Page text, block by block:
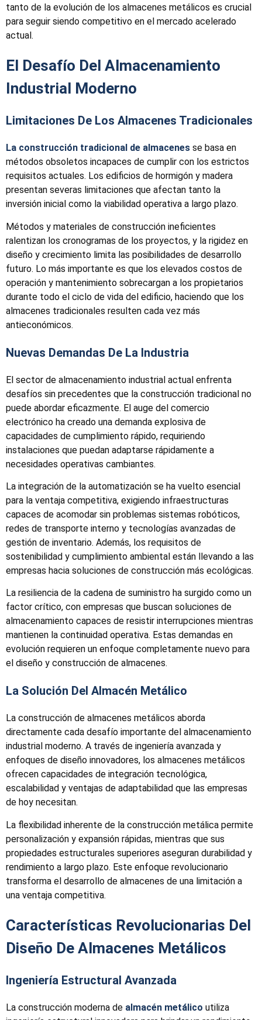
tanto de la evolución de los almacenes metálicos es crucial
para seguir siendo competitivo en el mercado acelerado
actual.
El Desafío Del Almacenamiento
Industrial Moderno
Limitaciones De Los Almacenes Tradicionales
La construcción tradicional de almacenes se basa en
métodos obsoletos incapaces de cumplir con los estrictos
requisitos actuales. Los edificios de hormigón y madera
presentan severas limitaciones que afectan tanto la
inversión inicial como la viabilidad operativa a largo plazo.
Métodos y materiales de construcción ineficientes
ralentizan los cronogramas de los proyectos, y la rigidez en
diseño y crecimiento limita las posibilidades de desarrollo
futuro. Lo más importante es que los elevados costos de
operación y mantenimiento sobrecargan a los propietarios
durante todo el ciclo de vida del edificio, haciendo que los
almacenes tradicionales resulten cada vez más
antieconómicos.
Nuevas Demandas De La Industria
El sector de almacenamiento industrial actual enfrenta
desafíos sin precedentes que la construcción tradicional no
puede abordar eficazmente. El auge del comercio
electrónico ha creado una demanda explosiva de
capacidades de cumplimiento rápido, requiriendo
instalaciones que puedan adaptarse rápidamente a
necesidades operativas cambiantes.
La integración de la automatización se ha vuelto esencial
para la ventaja competitiva, exigiendo infraestructuras
capaces de acomodar sin problemas sistemas robóticos,
redes de transporte interno y tecnologías avanzadas de
gestión de inventario. Además, los requisitos de
sostenibilidad y cumplimiento ambiental están llevando a las
empresas hacia soluciones de construcción más ecológicas.
La resiliencia de la cadena de suministro ha surgido como un
factor crítico, con empresas que buscan soluciones de
almacenamiento capaces de resistir interrupciones mientras
mantienen la continuidad operativa. Estas demandas en
evolución requieren un enfoque completamente nuevo para
el diseño y construcción de almacenes.
La Solución Del Almacén Metálico
La construcción de almacenes metálicos aborda
directamente cada desafío importante del almacenamiento
industrial moderno. A través de ingeniería avanzada y
enfoques de diseño innovadores, los almacenes metálicos
ofrecen capacidades de integración tecnológica,
escalabilidad y ventajas de adaptabilidad que las empresas
de hoy necesitan.
La flexibilidad inherente de la construcción metálica permite
personalización y expansión rápidas, mientras que sus
propiedades estructurales superiores aseguran durabilidad y
rendimiento a largo plazo. Este enfoque revolucionario
transforma el desarrollo de almacenes de una limitación a
una ventaja competitiva.
Características Revolucionarias Del
Diseño De Almacenes Metálicos
Ingeniería Estructural Avanzada
La construcción moderna de almacén metálico utiliza